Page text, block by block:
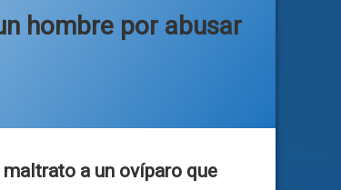
hombre por abusar
a un ovíparo que